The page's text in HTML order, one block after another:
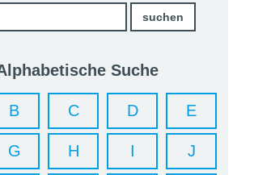
Suche
B C D E
G H I J